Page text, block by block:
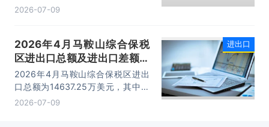
出口额为1562.95万美元，进口额为
2026-07-09
2026年4月马鞍山综合保税
区进出口总额及进出口差额统
计分析
2026年4月马鞍山综合保税区进出
口总额为14637.25万美元，其中：
出口额为14365.71万美元，进口额
2026-07-09
进出口